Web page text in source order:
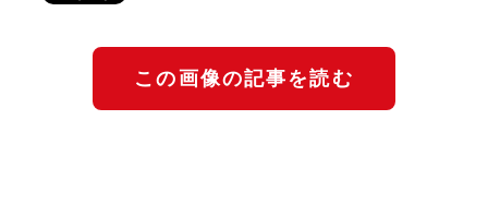
この画像の記事を読む